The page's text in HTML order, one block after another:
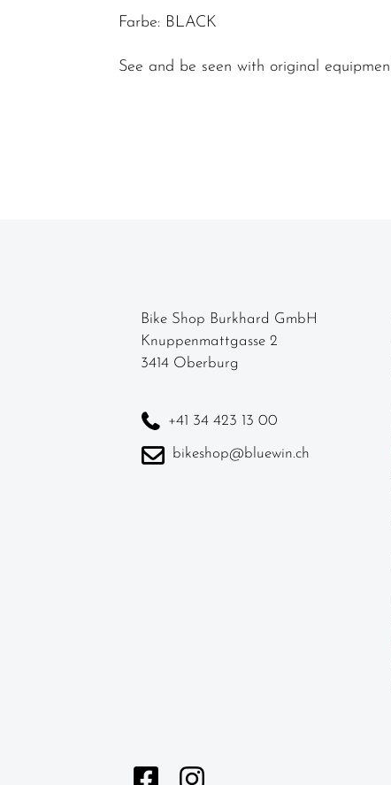
Fahrradanhänger
Korb/Packtaschen
Farbe: BLACK
See and be seen with original
Bike Shop Burkhard GmbH
Knuppenmattgasse 2
3414 Oberburg
+41 34 423 13 00
bikeshop@bluewin.ch